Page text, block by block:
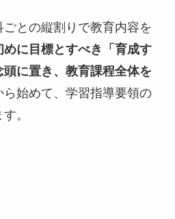
との縦割りで教育内容を
めに目標とすべき「育成す
に置き、教育課程全体を
ら始めて、学習指導要領の
。